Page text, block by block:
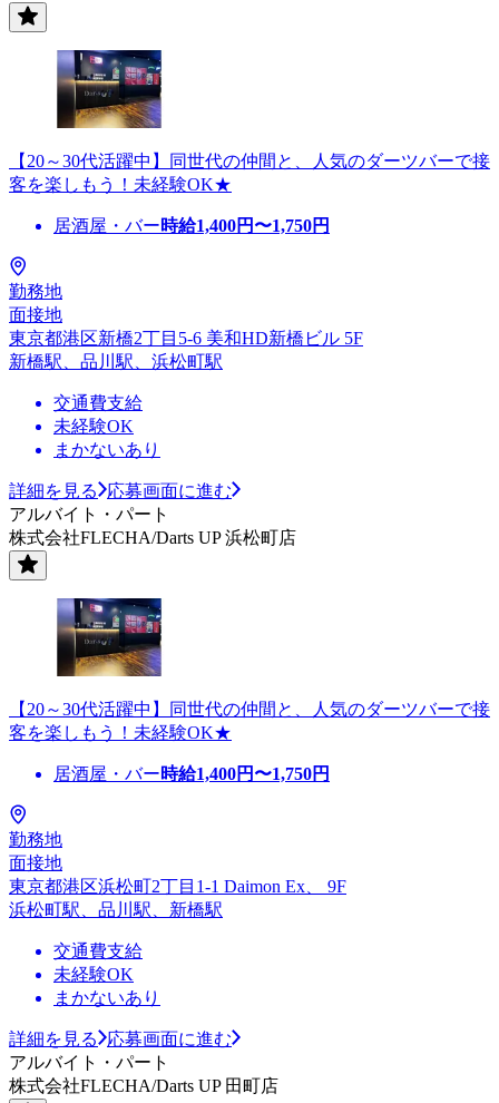
【20～30代活躍中】同世代の仲間と、人気のダーツバーで接
客を楽しもう！未経験OK★
居酒屋・バー時給1,400円〜1,750円
勤務地
面接地
東京都港区新橋2丁目5-6 美和HD新橋ビル 5F
新橋駅、品川駅、浜松町駅
交通費支給
未経験OK
まかないあり
詳細を見る
応募画面に進む
アルバイト・パート
株式会社FLECHA/Darts UP 浜松町店
【20～30代活躍中】同世代の仲間と、人気のダーツバーで接
客を楽しもう！未経験OK★
居酒屋・バー時給1,400円〜1,750円
勤務地
面接地
東京都港区浜松町2丁目1-1 Daimon Ex、 9F
浜松町駅、品川駅、新橋駅
交通費支給
未経験OK
まかないあり
詳細を見る
応募画面に進む
アルバイト・パート
株式会社FLECHA/Darts UP 田町店